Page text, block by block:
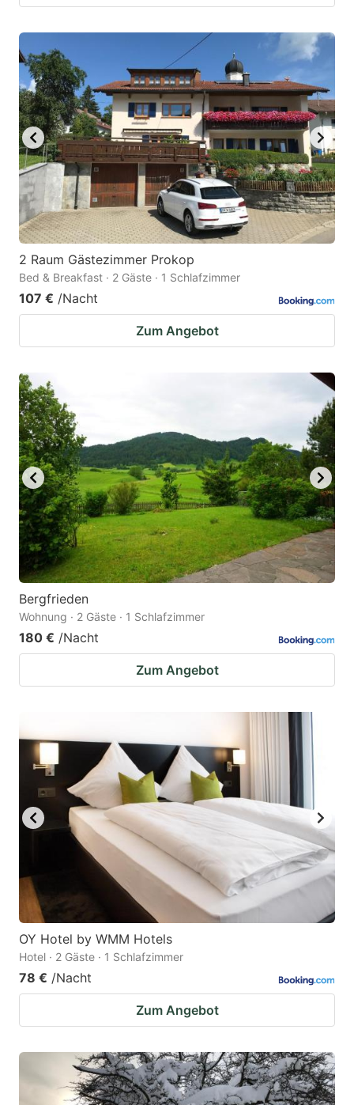
2 Raum Gästezimmer Prokop
Bed & Breakfast · 2 Gäste · 1 Schlafzimmer
107 € /Nacht
Zum Angebot
Bergfrieden
Wohnung · 2 Gäste · 1 Schlafzimmer
180 € /Nacht
Zum Angebot
OY Hotel by WMM Hotels
Hotel · 2 Gäste · 1 Schlafzimmer
78 € /Nacht
Zum Angebot